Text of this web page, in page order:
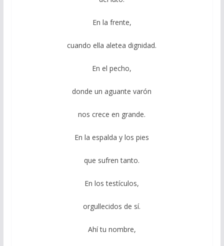
En la frente,
cuando ella aletea dignidad.
En el pecho,
donde un aguante varón
nos crece en grande.
En la espalda y los pies
que sufren tanto.
En los testículos,
orgullecidos de sí.
Ahí tu nombre,